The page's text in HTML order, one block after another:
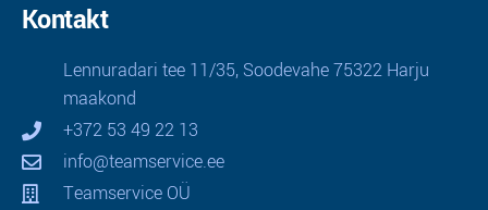
Kontakt
Lennuradari tee 11/35, Soodevahe 75322 Harju
maakond
+372 53 49 22 13
info@teamservice.ee
Teamservice OÜ